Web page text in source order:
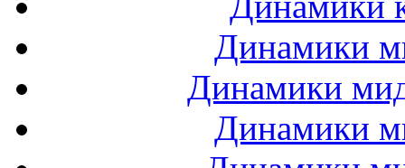
Динамики
Динамики
Динамики